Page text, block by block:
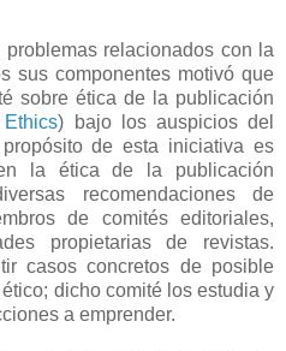
relacionados con la
sus componentes motivó que
sobre ética de la publicación
) bajo los auspicios del
de esta iniciativa es
la ética de la publicación
recomendaciones de
de comités editoriales,
propietarias de revistas.
casos concretos de posible
dicho comité los estudia y
a emprender.